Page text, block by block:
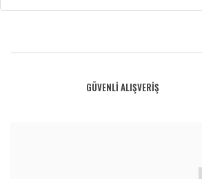
Görüş ve önerileriniz için teşekkür ederiz.
Ürün resmi kalitesiz, bozuk veya görüntülenemiyor.
GÜVENLİ ALIŞVERİŞ